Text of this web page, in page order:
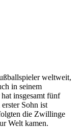
weltweit,
in seinem
insgesamt fünf
Sohn ist
die Zwillinge
Welt kamen.